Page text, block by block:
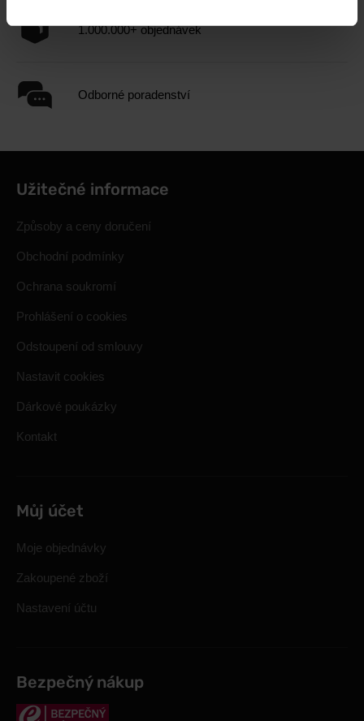
1.000.000+ objednávek
Odborné poradenství
Užitečné informace
Způsoby a ceny doručení
Obchodní podmínky
Ochrana soukromí
Prohlášení o cookies
Odstoupení od smlouvy
Nastavit cookies
Dárkové poukázky
Kontakt
Můj účet
Moje objednávky
Zakoupené zboží
Nastavení účtu
Bezpečný nákup